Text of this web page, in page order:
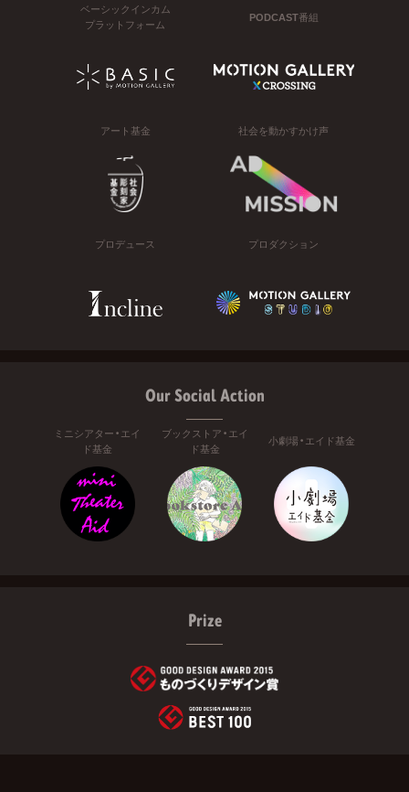
ベーシックインカム
プラットフォーム
PODCAST番組
アート基金 社会を動かすかけ声
プロデュース プロダクション
Our Social Action
ミニシアター・エイ
ド基金
ブックストア・エイ
ド基金
小劇場・エイド基金
Prize